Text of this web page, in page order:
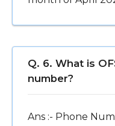
Q. 6. What is
number?
Ans :- Phone